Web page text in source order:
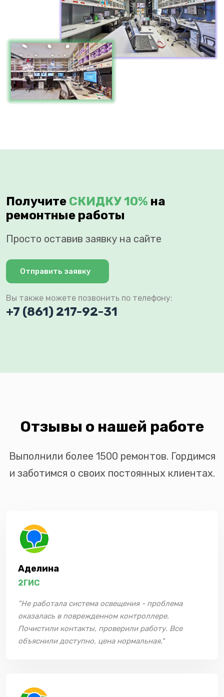
Получите СКИДКУ 10% на
ремонтные работы
Просто оставив заявку на сайте
Отправить заявку
Вы также можете позвонить по телефону:
+7 (861) 217-92-31
Отзывы о нашей работе
Выполнили более 1500 ремонтов. Гордимся
и заботимся о своих постоянных клиентах.
Аделина
2ГИС
"Не работала система освещения - проблема
оказалась в поврежденном контроллере.
Почистили контакты, проверили работу. Все
объяснили доступно, цена нормальная."